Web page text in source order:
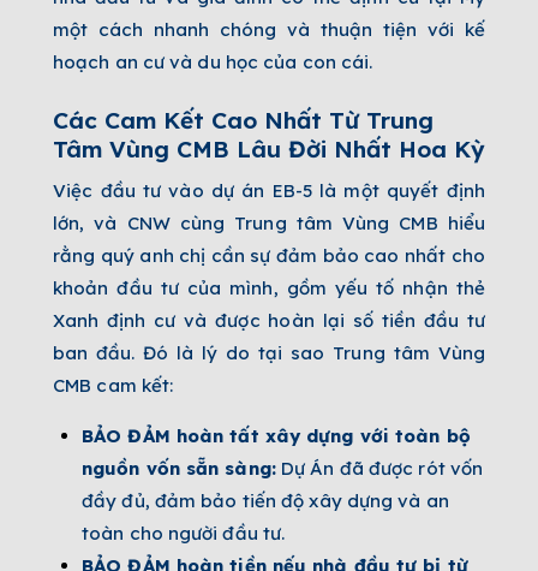
một cách nhanh chóng và thuận tiện với kế
hoạch an cư và du học của con cái.
Các Cam Kết Cao Nhất Từ Trung
Tâm Vùng CMB Lâu Đời Nhất Hoa Kỳ
Việc đầu tư vào dự án EB-5 là một quyết định
lớn, và CNW cùng Trung tâm Vùng CMB hiểu
rằng quý anh chị cần sự đảm bảo cao nhất cho
khoản đầu tư của mình, gồm yếu tố nhận thẻ
Xanh định cư và được hoàn lại số tiền đầu tư
ban đầu. Đó là lý do tại sao Trung tâm Vùng
CMB cam kết:
BẢO ĐẢM hoàn tất xây dựng với toàn bộ
nguồn vốn sẵn sàng:Dự Án đã được rót vốn
đầy đủ, đảm bảo tiến độ xây dựng và an
toàn cho người đầu tư.
BẢO ĐẢM hoàn tiền nếu nhà đầu tư bị từ